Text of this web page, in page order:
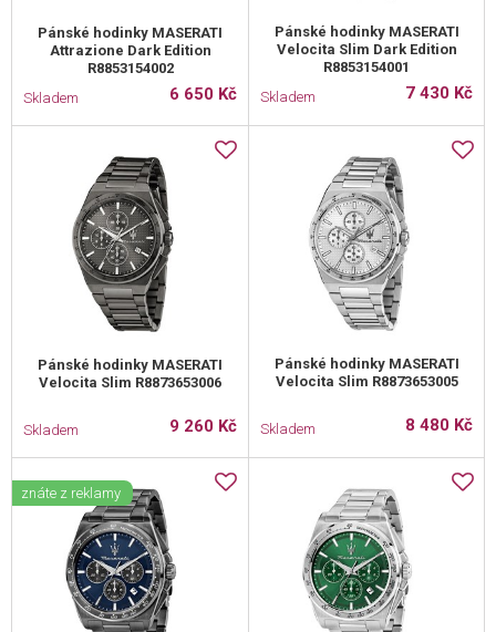
Pánské hodinky MASERATI
Attrazione Dark Edition
R8853154002
Skladem
6 650 Kč
Pánské hodinky MASERATI
Velocita Slim Dark Edition
R8853154001
Skladem
7 430 Kč
Pánské hodinky MASERATI
Velocita Slim R8873653006
Skladem 9 260 Kč
Pánské hodinky MASERATI
Velocita Slim R8873653005
Skladem 8 480 Kč
znáte z reklamy